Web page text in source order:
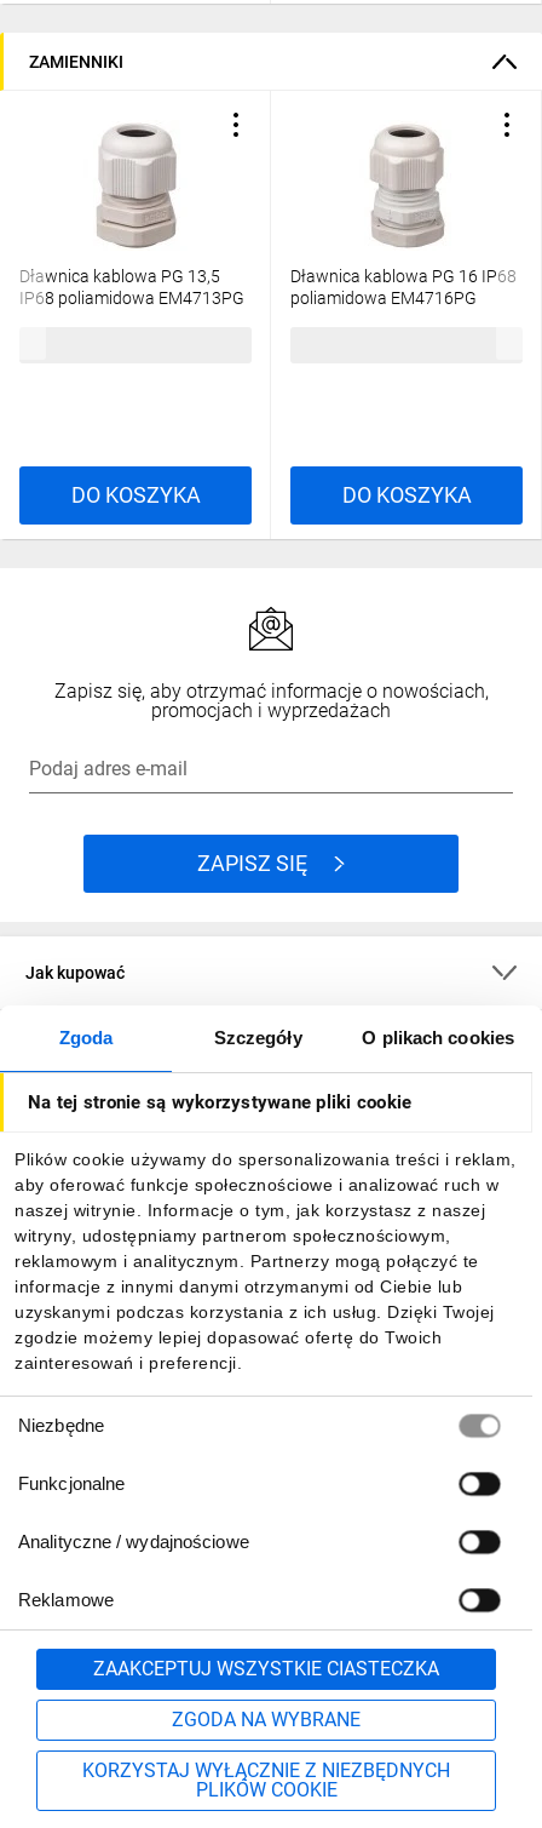
Zgoda Szczegóły O plikach cookies
Na tej stronie są wykorzystywane pliki cookie
Plików cookie używamy do spersonalizowania treści i reklam,
aby oferować funkcje społecznościowe i analizować ruch w
naszej witrynie. Informacje o tym, jak korzystasz z naszej
witryny, udostępniamy partnerom społecznościowym,
reklamowym i analitycznym. Partnerzy mogą połączyć te
informacje z innymi danymi otrzymanymi od Ciebie lub
uzyskanymi podczas korzystania z ich usług. Dzięki Twojej
zgodzie możemy lepiej dopasować ofertę do Twoich
zainteresowań i preferencji.
zgody
Niezbędne
Funkcjonalne
Analityczne / wydajnościowe
Reklamowe
ZAAKCEPTUJ WSZYSTKIE CIASTECZKA
ZGODA NA WYBRANE
KORZYSTAJ WYŁĄCZNIE Z NIEZBĘDNYCH
PLIKÓW COOKIE
ZAMIENNIKI
Dławnica kablowa PG 13,5
IP68 poliamidowa EM4713PG
DO KOSZYKA
Dławnica kablowa PG 16 IP68
poliamidowa EM4716PG
DO KOSZYKA
Zapisz się, aby otrzymać informacje o nowościach,
promocjach i wyprzedażach
Podaj adres e-mail
ZAPISZ SIĘ
Jak kupować
O firmie
Informacje
Pobierz naszą aplikację mobilną:
801 500 700 lub
71 37 61 600
Formularz kontaktowy